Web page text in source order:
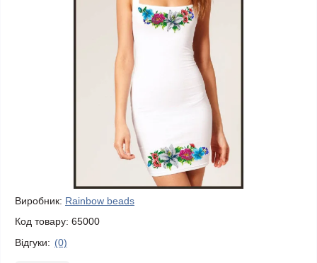
Виробник: Rainbow beads
Код товару: 65000
Відгуки: (0)